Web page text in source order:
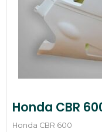
Honda CBR
Honda CBR 600